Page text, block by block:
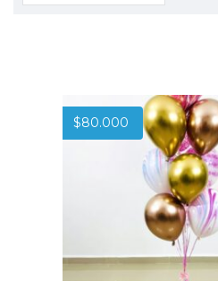
$80.000